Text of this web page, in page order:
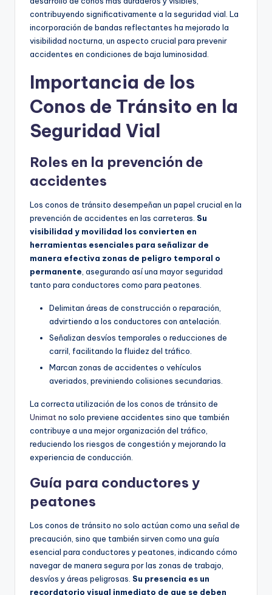
contribuyendo significativamente a la seguridad vial. La
incorporación de bandas reflectantes ha mejorado la
visibilidad nocturna, un aspecto crucial para prevenir
accidentes en condiciones de baja luminosidad.
Importancia de los
Conos de Tránsito en la
Seguridad Vial
Roles en la prevención de
accidentes
Los conos de tránsito desempeñan un papel crucial en la
prevención de accidentes en las carreteras. Su
visibilidad y movilidad los convierten en
herramientas esenciales para señalizar de
manera efectiva zonas de peligro temporal o
permanente , asegurando así una mayor seguridad
tanto para conductores como para peatones.
Delimitan áreas de construcción o reparación,
advirtiendo a los conductores con antelación.
Señalizan desvíos temporales o reducciones de
carril, facilitando la fluidez del tráfico.
Marcan zonas de accidentes o vehículos
averiados, previniendo colisiones secundarias.
La correcta utilización de los conos de tránsito de
Unimat no solo previene accidentes sino que también
contribuye a una mejor organización del tráfico,
reduciendo los riesgos de congestión y mejorando la
experiencia de conducción.
Guía para conductores y
peatones
Los conos de tránsito no solo actúan como una señal de
precaución, sino que también sirven como una guía
esencial para conductores y peatones, indicando cómo
navegar de manera segura por las zonas de trabajo,
desvíos y áreas peligrosas. Su presencia es un
recordatorio visual inmediato de que se deben